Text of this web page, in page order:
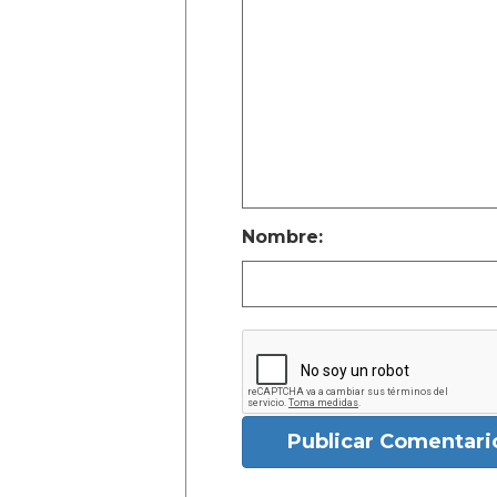
Nombre:
Publicar